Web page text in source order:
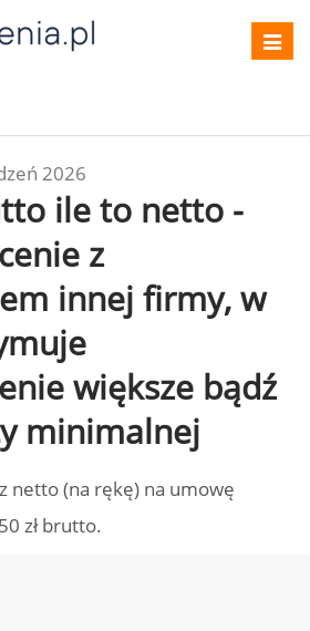
2026
ile to netto -
z
innej firmy, w
większe bądź
minimalnej
netto (na rękę) na umowę
zł brutto.